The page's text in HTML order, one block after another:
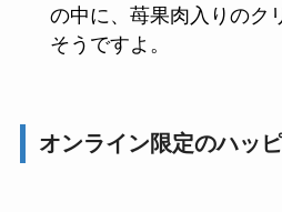
の中に、苺果肉入りのク
そうですよ。
オンライン限定のハッ